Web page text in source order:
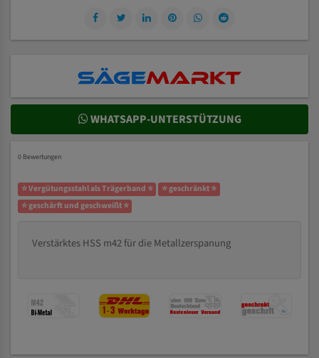
WHATSAPP-UNTERSTÜTZUNG
0 Bewertungen
⭐ Vergütungsstahl als Trägerband ⭐
⭐ geschränkt ⭐
⭐ geschärft und geschweißt ⭐
Verstärktes HSS m42 für die Metallzerspanung